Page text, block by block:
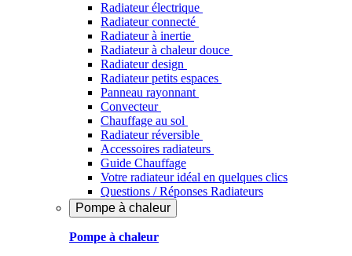
Radiateur électrique
Radiateur connecté
Radiateur à inertie
Radiateur à chaleur douce
Radiateur design
Radiateur petits espaces
Panneau rayonnant
Convecteur
Chauffage au sol
Radiateur réversible
Accessoires radiateurs
Guide Chauffage
Votre radiateur idéal en quelques clics
Questions / Réponses Radiateurs
Pompe à chaleur
Pompe à chaleur